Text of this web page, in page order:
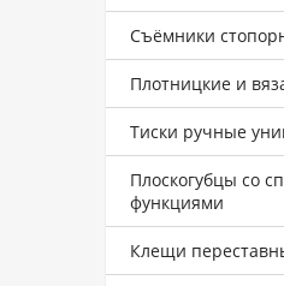
Съёмники
Плотницкие и
Тиски ручные
Плоскогубцы со
функциями
Клещи